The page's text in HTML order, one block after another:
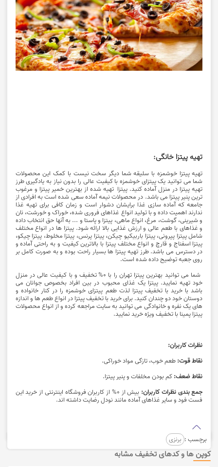
تهیه پیتزا خانگی:
تهیه پیتزاخوشمزه با سلیقه شما دیگر سخت نیست با کمک این محصولات
شما می توانید یک پیتزای خوشمزه با کیفیت عالی را بدون نیاز به یادگیری طرز
تهیه پیتزا در منزل آماده کنید. پیتزا تهیه شده از بهترین خمیر پیتزا و مرغوب
ترین پنیر پیتزا می باشد. در محصولات نیمه آماده سعی شده است به افرادی از
جامعه که آماده سازی غذا برایشان دشوار است و زمان کافی برای تهیه غذا
ندارند اهمیت داده و با تولید انواع غذاهای فروری شده، خوراک و خورشت، نان
و شیرینی، گوشت، مرغ، انواع ماهی، پیتزا و پاستا و ... به آنها حق انتخاب داده
و غذاهای با طعم عالی و ارزش غذایی بالا ارائه شود. پیتزا ها در انواع مختلف
شامل پیتزا پپرونی، پیتزا باربیکیو چیکن، پیتزا پرنس، پیتزا مخلوط، پیتزا چیکو،
پیتزا اسفناج و قارچ و انواع مختلف پیتزا با بالاترین کیفیت و به راحتی آماده و
در دسترس می باشد. طرز تهیه پیتزا ها بسیار راحت بوده و به صورت کامل بر
روی جعبه توضیح داده شده است.
شما می توانید بهترین پیتزا تهران
را با 0% تخفیف و با کیفیت عالی در منزل
خود تهیه نمایید. پیتزا یک غذای محبوب در بین افراد بخصوص جوانان می
باشد با خرید با تخفیف پیتزا لذت طعم پیتزای خوشمزه را در کنار خانواده و
دوستان خود دو چندان کنید. برای خرید با تخفیف پیتزا در انواع طعم ها و اندازه
های یک نفره و خانوادگی می توانید به سایت مراجعه کرده و از انواع محصولات
پیتزا پمینا با تخفیف ویژهخریدنمایید.
نظرات کاربران:
نقاط قوت: طعم خوب، تازگی مواد خوراکی.
نقاط ضعف: کم بودن مخلفات و پنیر پیتزا.
جمع بندی نظرات کاربران: بیش از 0% از کاربران فروشگاه اینترنتی از خرید این
فست فودو سایر غذاهای آماده مانند نودلرضایت داشته اند.
برچسب : برنزی
کوپن ها و کدهای تخفیف مشابه